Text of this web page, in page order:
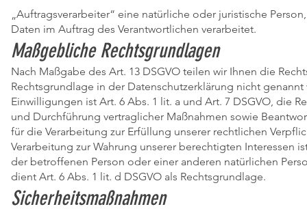
„Auftragsverarbeiter“ eine natürliche oder juristische
Daten im Auftrag des Verantwortlichen verarbeitet.
Maßgebliche Rechtsgrundlagen
Nach Maßgabe des Art. 13 DSGVO teilen wir Ihnen die
Rechtsgrundlage in der Datenschutzerklärung nicht
Einwilligungen ist Art. 6 Abs. 1 lit. a und Art. 7 DSGVO, die
und Durchführung vertraglicher Maßnahmen sowie
für die Verarbeitung zur Erfüllung unserer rechtlichen
Verarbeitung zur Wahrung unserer berechtigten Interessen
der betroffenen Person oder einer anderen natürlichen
dient Art. 6 Abs. 1 lit. d DSGVO als Rechtsgrundlage.
Sicherheitsmaßnahmen